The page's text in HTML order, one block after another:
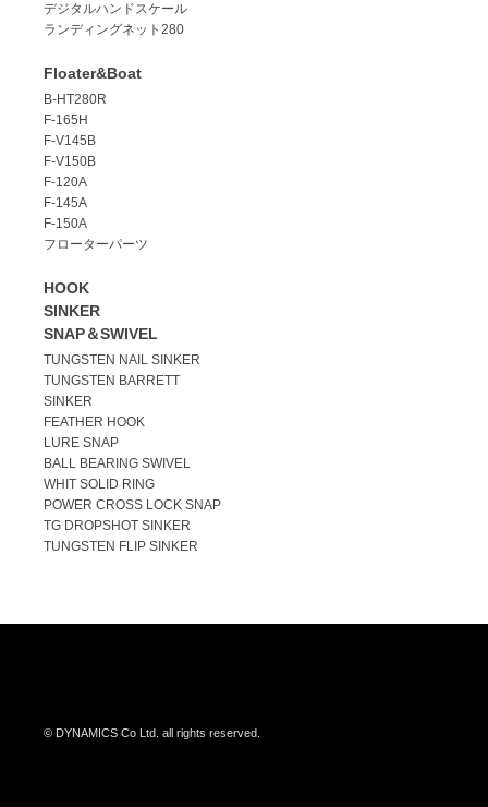
デジタルハンドスケール
ランディングネット280
Floater&Boat
B-HT280R
F-165H
F-V145B
F-V150B
F-120A
F-145A
F-150A
フローターパーツ
HOOK
SINKER
SNAP＆SWIVEL
TUNGSTEN NAIL SINKER
TUNGSTEN BARRETT
SINKER
FEATHER HOOK
LURE SNAP
BALL BEARING SWIVEL
WHIT SOLID RING
POWER CROSS LOCK SNAP
TG DROPSHOT SINKER
TUNGSTEN FLIP SINKER
© DYNAMICS Co Ltd. all rights reserved.